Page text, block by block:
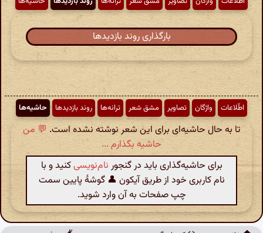
بارگذاری روند بازدیدها
اطّلاعات واژگان تصاویر مشق شعر ترانه‌ها روند بازدیدها حاشیه‌ها
تا به حال حاشیه‌ای برای این شعر نوشته نشده است. 💬 من
حاشیه بگذارم ...
برای حاشیه‌گذاری باید در گنجور نام‌نویسیکنید و با
نام کاربری خود از طریق آیکون 👤 گوشهٔ پایین سمت
چپ صفحات به آن وارد شوید.